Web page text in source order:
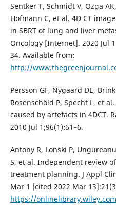
Sentker T, Schmidt V, Ozga
Hofmann C, et al. 4D CT
in SBRT of lung and liver
Oncology [Internet]. 2020 Jul
34. Available from:
http://
Persson GF, Nygaard DE,
Rosenschöld P, Specht L, et
caused by artefacts in 4DCT.
2010 Jul 1;96(1):61–6.
Antony R, Lonski P,
S, et al. Independent review
treatment planning. J Appl
Mar 1 [cited 2022 Mar
https://